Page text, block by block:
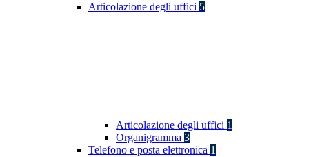
Articolazione degli uffici 5
Articolazione degli uffici 1
Organigramma 3
Telefono e posta elettronica 1